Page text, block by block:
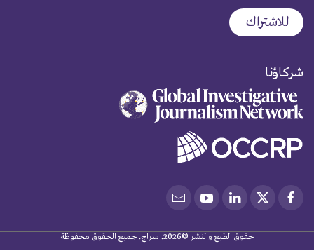
شركاؤنا
حقوق الطبع والنشر ©2026. سراج. جميع الحقوق محفوظة